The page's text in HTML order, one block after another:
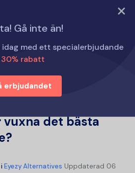
PROVA NU
Gå inte än!
idag med ett specialerbjudande
30% rabatt
erbjudandet
Är denna app för vuxna det
det bästa
i Eyezy Alternatives Uppdaterad 06